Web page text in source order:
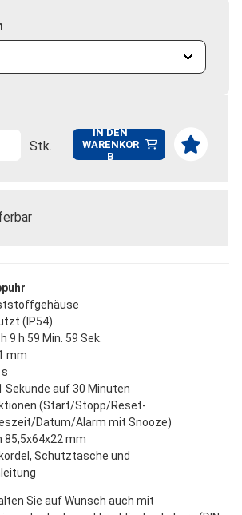
Stk.
IN DEN
WARENKOR
B
(IP54)
9 h 59 Min. 59 Sek.
mm
Sekunde auf 30 Minuten
(Start/Stopp/Reset-
Datum/Alarm mit Snooze)
85,5x64x22 mm
Schutztasche und
Sie auf Wunsch auch mit